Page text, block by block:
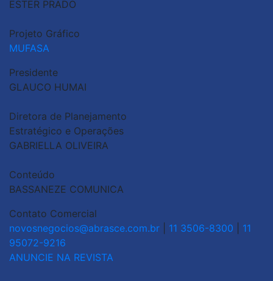
ESTER PRADO
Projeto Gráfico
MUFASA
Presidente
GLAUCO HUMAI
Diretora de Planejamento
Estratégico e Operações
GABRIELLA OLIVEIRA
Conteúdo
BASSANEZE COMUNICA
Contato Comercial
novosnegocios@abrasce.com.br
11 3506-8300
11
95072-9216
ANUNCIE NA REVISTA